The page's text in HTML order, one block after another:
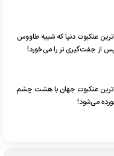
عنکبوت دنیا که شبیه طاووس
از جفت‌گیری نر را می‌خورد!
عنکبوت جهان با هشت چشم
می‌شود!